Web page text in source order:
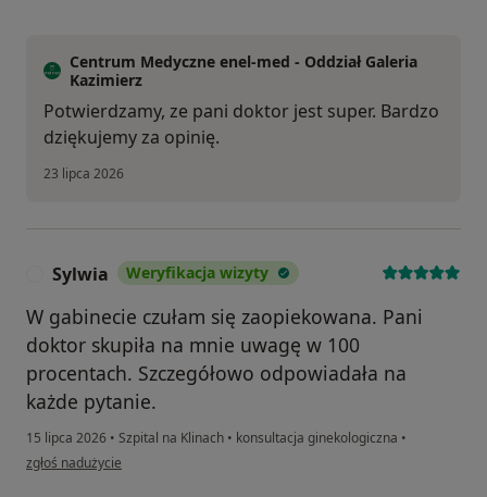
Centrum Medyczne enel-med - Oddział Galeria
Kazimierz
Potwierdzamy, ze pani doktor jest super. Bardzo
dziękujemy za opinię.
23 lipca 2026
Sylwia Weryfikacja wizyty
W gabinecie czułam się zaopiekowana. Pani
doktor skupiła na mnie uwagę w 100
procentach. Szczegółowo odpowiadała na
każde pytanie.
15 lipca 2026 • Szpital na Klinach • konsultacja ginekologiczna •
w opinii użytkownika Sylwia
zgłoś nadużycie